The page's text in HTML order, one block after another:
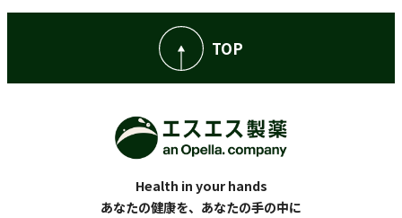
TOP
Health in your hands
あなたの健康を、あなたの手の中に